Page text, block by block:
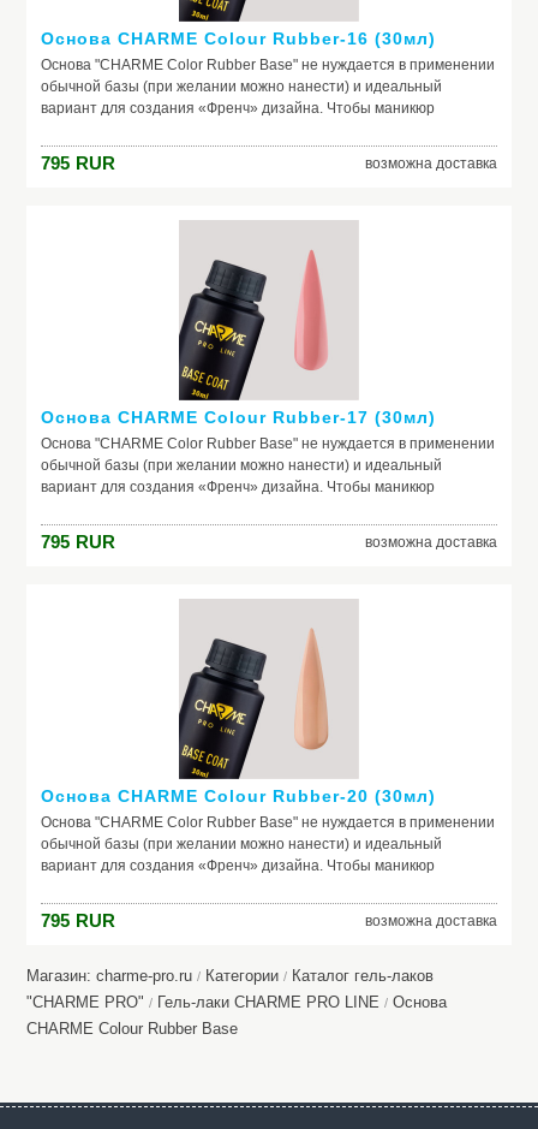
Основа CHARME Colour Rubber-16 (30мл)
Основа "CHARME Color Rubber Base" не нуждается в применении
обычной базы (при желании можно нанести) и идеальный
вариант для создания «Френч» дизайна. Чтобы маникюр
лака и ногтевой пластины. Базовое покрытие выравнивает
природный тон, маскирует неровности ногтя и его естественное
красящих веществ, поможет добиться по-настоящему добротного
красите ногти самостоятельно, основа – ваш самый главный
795 RUR возможна доставка
Основа CHARME Colour Rubber-17 (30мл)
Основа "CHARME Color Rubber Base" не нуждается в применении
обычной базы (при желании можно нанести) и идеальный
вариант для создания «Френч» дизайна. Чтобы маникюр
лака и ногтевой пластины. Базовое покрытие выравнивает
природный тон, маскирует неровности ногтя и его естественное
красящих веществ, поможет добиться по-настоящему добротного
красите ногти самостоятельно, основа – ваш самый главный
795 RUR возможна доставка
Основа CHARME Colour Rubber-20 (30мл)
Основа "CHARME Color Rubber Base" не нуждается в применении
обычной базы (при желании можно нанести) и идеальный
вариант для создания «Френч» дизайна. Чтобы маникюр
лака и ногтевой пластины. Базовое покрытие выравнивает
природный тон, маскирует неровности ногтя и его естественное
красящих веществ, поможет добиться по-настоящему добротного
и красивого маникюра, получить на ногтях заветный цвет. Если вы
помощник. Выбирайте!
795 RUR возможна доставка
Магазин: charme-pro.ru / Категории / Каталог гель-лаков
"CHARME PRO" / Гель-лаки CHARME PRO LINE / Основа
CHARME Colour Rubber Base